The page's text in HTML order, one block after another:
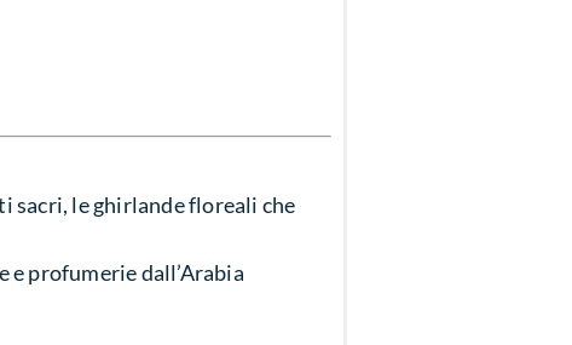
sacri, le ghirlande floreali che
profumerie dall’Arabia